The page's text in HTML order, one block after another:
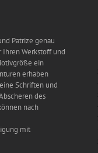
Patrize genau
Werkstoff und
ein
erhaben
Schriften und
des
nach
mit